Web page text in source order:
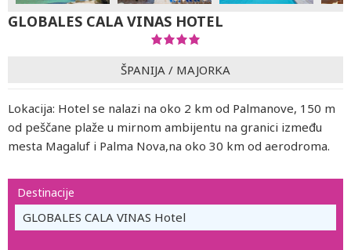
GLOBALES CALA VINAS HOTEL
ŠPANIJA / MAJORKA
Lokacija: Hotel se nalazi na oko 2 km od Palmanove, 150 m
od peščane plaže u mirnom ambijentu na granici između
mesta Magaluf i Palma Nova,na oko 30 km od aerodroma.
Destinacije
GLOBALES CALA VINAS Hotel